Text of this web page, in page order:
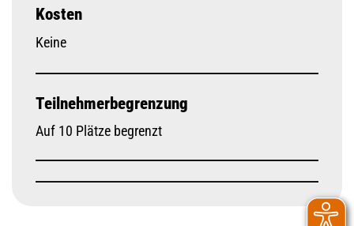
Kosten
Keine
Teilnehmerbegrenzung
Auf 10 Plätze begrenzt